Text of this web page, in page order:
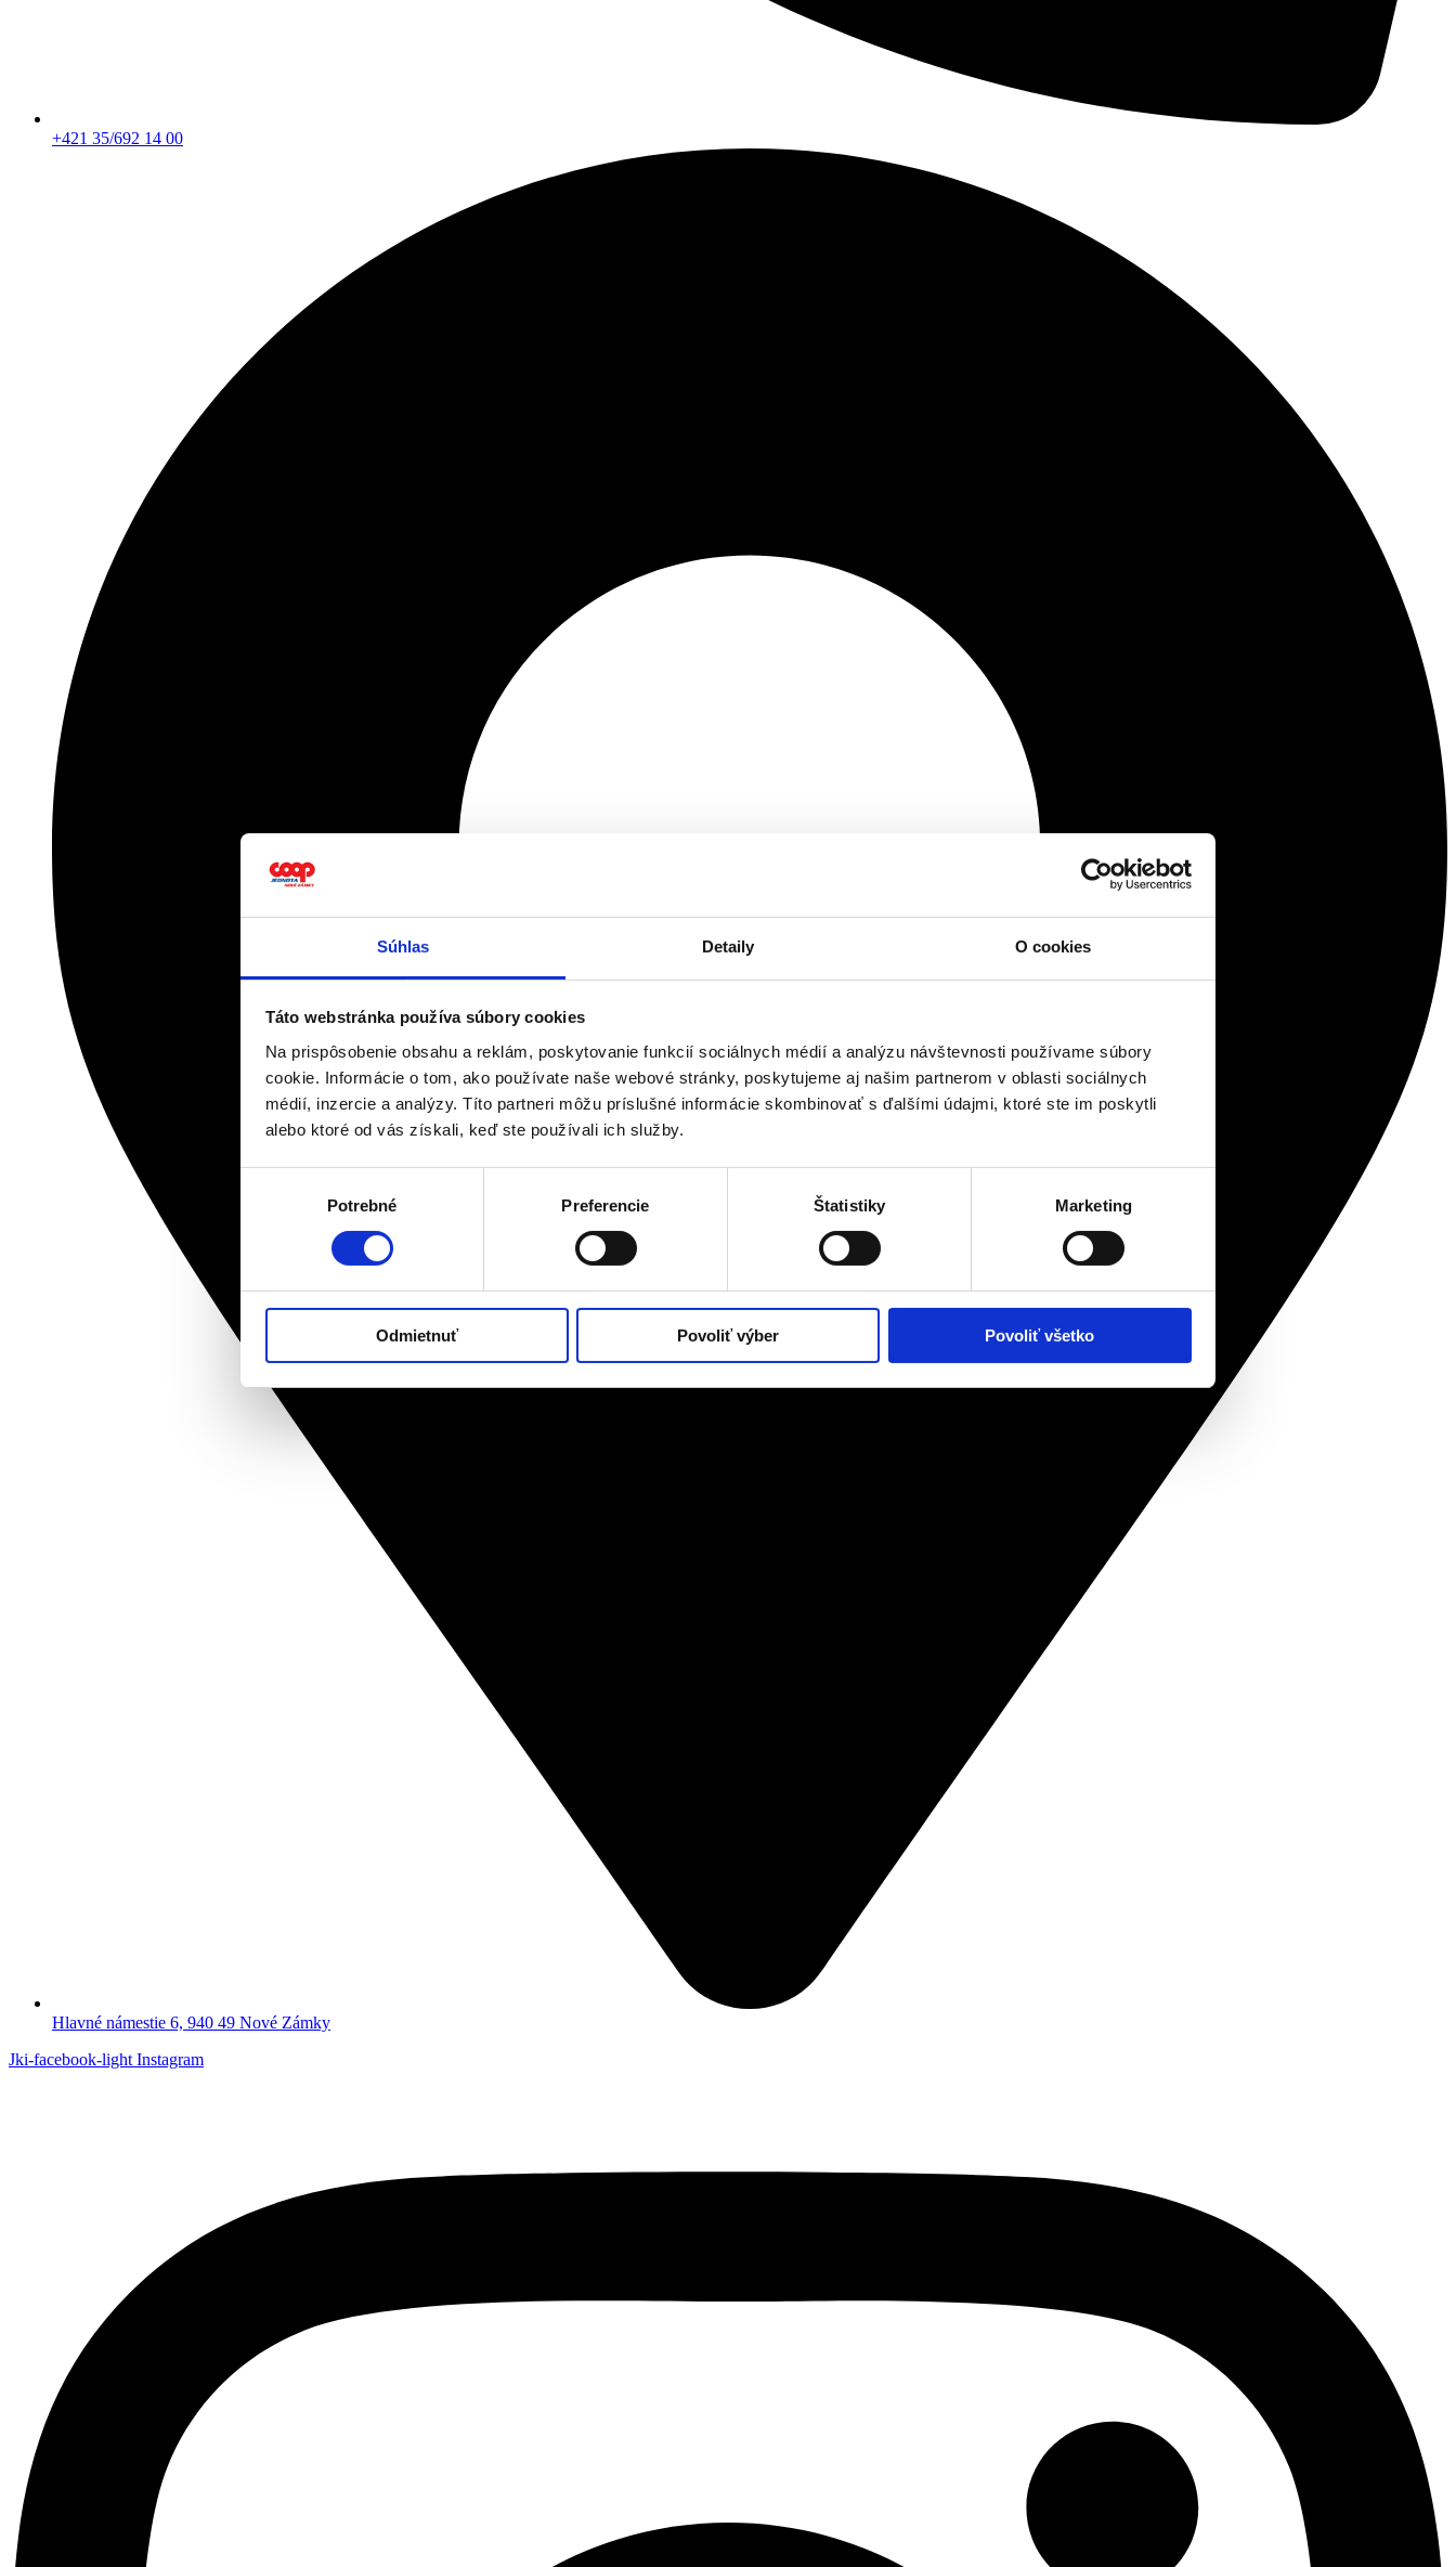
Súhlas Detaily O cookies
Táto webstránka používa súbory cookies
Na prispôsobenie obsahu a reklám, poskytovanie funkcií sociálnych médií a analýzu návštevnosti používame súbory
cookie. Informácie o tom, ako používate naše webové stránky, poskytujeme aj našim partnerom v oblasti sociálnych
médií, inzercie a analýzy. Títo partneri môžu príslušné informácie skombinovať s ďalšími údajmi, ktoré ste im poskytli
alebo ktoré od vás získali, keď ste používali ich služby.
Potrebné Preferencie Štatistiky Marketing
Odmietnuť Povoliť výber Povoliť všetko
+421 35/692 14 00
Hlavné námestie 6, 940 49 Nové Zámky
Jki-facebook-light Instagram